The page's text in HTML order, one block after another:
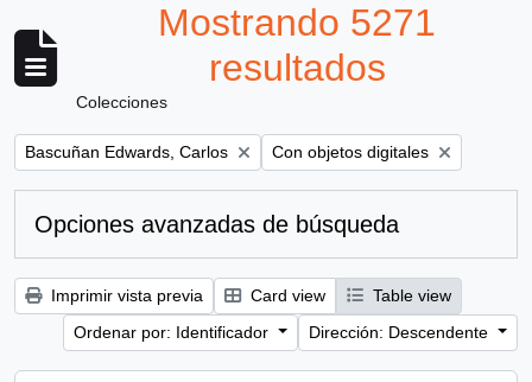
Mostrando 5271
resultados
Colecciones
Remove filter:
Bascuñan Edwards, Carlos Remove filter:
Con objetos digitales
Opciones avanzadas de búsqueda
Imprimir vista previa Card view
Table view
Ordenar por: Identificador
Dirección: Descendente